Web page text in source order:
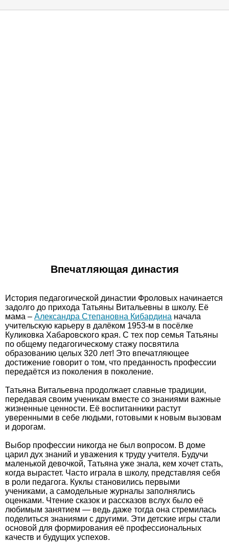
Впечатляющая династия
История педагогической династии Фроловых начинается
задолго до прихода Татьяны Витальевны в школу. Её
мама – Александра Степановна Кибардина начала
учительскую карьеру в далёком 1953-м в посёлке
Куликовка Хабаровского края. С тех пор семья Татьяны
по общему педагогическому стажу посвятила
образованию целых 320 лет! Это впечатляющее
достижение говорит о том, что преданность профессии
передаётся из поколения в поколение.
Татьяна Витальевна продолжает славные традиции,
передавая своим ученикам вместе со знаниями важные
жизненные ценности. Её воспитанники растут
уверенными в себе людьми, готовыми к новым вызовам
и дорогам.
Выбор профессии никогда не был вопросом. В доме
царил дух знаний и уважения к труду учителя. Будучи
маленькой девочкой, Татьяна уже знала, кем хочет стать,
когда вырастет. Часто играла в школу, представляя себя
в роли педагога. Куклы становились первыми
учениками, а самодельные журналы заполнялись
оценками. Чтение сказок и рассказов вслух было её
любимым занятием — ведь даже тогда она стремилась
поделиться знаниями с другими. Эти детские игры стали
основой для формирования её профессиональных
качеств и будущих успехов.